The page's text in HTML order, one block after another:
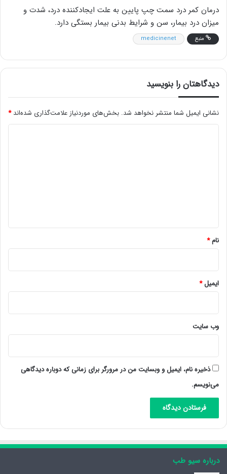
درمان کمر درد سمت چپ پایین به علت ایجادکننده درد، شدت و
میزان درد بیمار، سن و شرایط بدنی بیمار بستگی دارد.
منبع medicinenet
دیدگاهتان را بنویسید
نشانی ایمیل شما منتشر نخواهد شد. بخش‌های موردنیاز علامت‌گذاری شده‌اند*
نام*
ایمیل*
وب‌ سایت
ذخیره نام، ایمیل و وبسایت من در مرورگر برای زمانی که دوباره دیدگاهی
می‌نویسم.
درباره سیو طب